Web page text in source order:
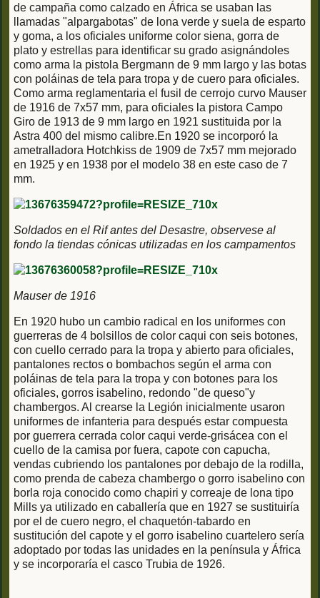
de campaña como calzado en África se usaban las
llamadas "alpargabotas" de lona verde y suela de esparto
y goma, a los oficiales uniforme color siena, gorra de
plato y estrellas para identificar su grado asignándoles
como arma la pistola Bergmann de 9 mm largo y las botas
con poláinas de tela para tropa y de cuero para oficiales.
Como arma reglamentaria el fusil de cerrojo curvo Mauser
de 1916 de 7x57 mm, para oficiales la pistora Campo
Giro de 1913 de 9 mm largo en 1921 sustituida por la
Astra 400 del mismo calibre.En 1920 se incorporó la
ametralladora Hotchkiss de 1909 de 7x57 mm mejorado
en 1925 y en 1938 por el modelo 38 en este caso de 7
mm.
Soldados en el Rif antes del Desastre, observese al
fondo la tiendas cónicas utilizadas en los campamentos
Mauser de 1916
En 1920 hubo un cambio radical en los uniformes con
guerreras de 4 bolsillos de color caqui con seis botones,
con cuello cerrado para la tropa y abierto para oficiales,
pantalones rectos o bombachos según el arma con
poláinas de tela para la tropa y con botones para los
oficiales, gorros isabelino, redondo "de queso"y
chambergos. Al crearse la Legión inicialmente usaron
uniformes de infanteria para después estar compuesta
por guerrera cerrada color caqui verde-grisácea con el
cuello de la camisa por fuera, capote con capucha,
vendas cubriendo los pantalones por debajo de la rodilla,
como prenda de cabeza chambergo o gorro isabelino con
borla roja conocido como chapiri y correaje de lona tipo
Mills ya utilizado en caballería que en 1927 se sustituiría
por el de cuero negro, el chaquetón-tabardo en
sustitución del capote y el gorro isabelino cuartelero sería
adoptado por todas las unidades en la península y África
y se incorporaría el casco Trubia de 1926.